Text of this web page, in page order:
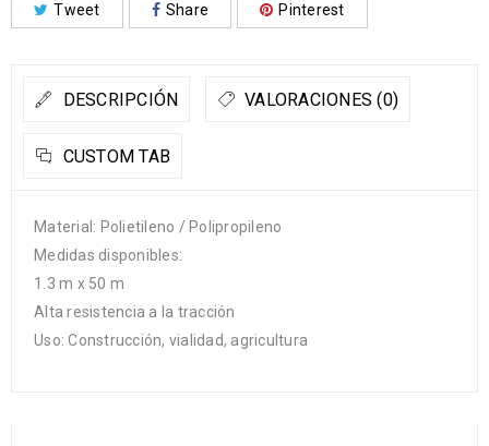
Tweet Share Pinterest
DESCRIPCIÓN VALORACIONES (0)
CUSTOM TAB
Material: Polietileno / Polipropileno
Medidas disponibles:
1.3 m x 50 m
Alta resistencia a la tracción
Uso: Construcción, vialidad, agricultura